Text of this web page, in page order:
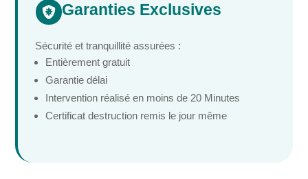
 Garanties Exclusives
Sécurité et tranquillité assurées :
Entièrement gratuit
Garantie délai
Intervention réalisé en moins de 20 Minutes
Certificat destruction remis le jour même